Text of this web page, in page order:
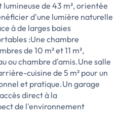
lumineuse de 43 m², orientée
d'une lumière naturelle
à de larges baies
:Une chambre
de 10 m² et 11 m²,
ou chambre d'amis.Une salle
cuisine de 5 m² pour un
et pratique.Un garage
direct à la
de l'environnement